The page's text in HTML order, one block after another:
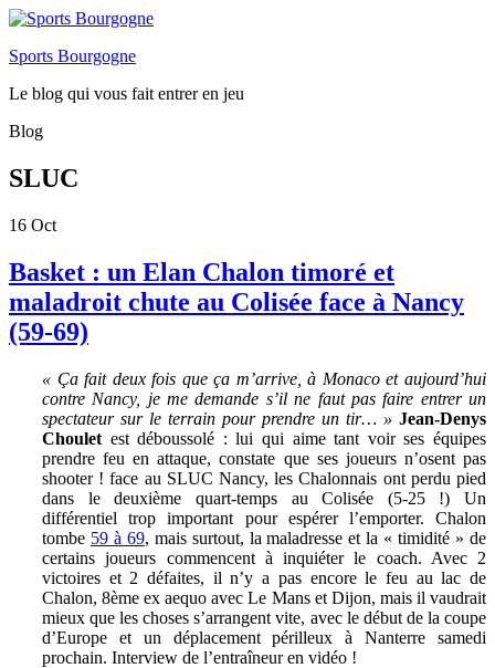
Sports Bourgogne
Le blog qui vous fait entrer en jeu
Blog
SLUC
16 Oct
Basket : un Elan Chalon timoré et
maladroit chute au Colisée face à Nancy
(59-69)
« Ça fait deux fois que ça m’arrive, à Monaco et aujourd’hui
contre Nancy, je me demande s’il ne faut pas faire entrer un
spectateur sur le terrain pour prendre un tir… » Jean-Denys
Choulet est déboussolé : lui qui aime tant voir ses équipes
prendre feu en attaque, constate que ses joueurs n’osent pas
shooter ! face au SLUC Nancy, les Chalonnais ont perdu pied
dans le deuxième quart-temps au Colisée (5-25 !) Un
différentiel trop important pour espérer l’emporter. Chalon
tombe 59 à 69, mais surtout, la maladresse et la « timidité » de
certains joueurs commencent à inquiéter le coach. Avec 2
victoires et 2 défaites, il n’y a pas encore le feu au lac de
Chalon, 8ème ex aequo avec Le Mans et Dijon, mais il vaudrait
mieux que les choses s’arrangent vite, avec le début de la coupe
d’Europe et un déplacement périlleux à Nanterre samedi
prochain. Interview de l’entraîneur en vidéo !